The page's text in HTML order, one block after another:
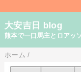
大安吉日 blog
熊本で一口馬主とロアッ
ホーム /